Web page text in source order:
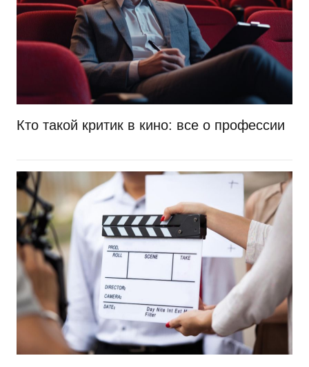
Кто такой критик в кино: все о профессии